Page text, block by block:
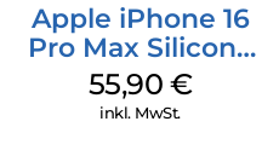
Apple iPhone 16
Pro Max Silicone
Case MagSafe
Stone Gray
55,90 €
inkl. MwSt.